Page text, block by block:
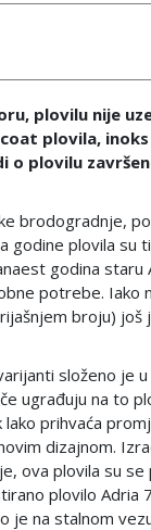
plovilu nije
plovila,
o plovilu
brodogradnje,
godine plovila su
godina staru
potrebe. Iako
broju)
složeno je
ugrađuju na to
lako prihvaća
dizajnom.
ova plovila su
plovilo Adria
je na stalnom